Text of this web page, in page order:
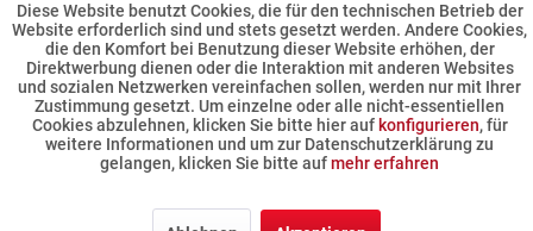
Diese Website benutzt Cookies, die für den technischen Betrieb der
Website erforderlich sind und stets gesetzt werden. Andere Cookies,
die den Komfort bei Benutzung dieser Website erhöhen, der
Direktwerbung dienen oder die Interaktion mit anderen Websites
und sozialen Netzwerken vereinfachen sollen, werden nur mit Ihrer
Zustimmung gesetzt. Um einzelne oder alle nicht-essentiellen
Cookies abzulehnen, klicken Sie bitte hier auf konfigurieren, für
weitere Informationen und um zur Datenschutzerklärung zu
gelangen, klicken Sie bitte aufmehr erfahren